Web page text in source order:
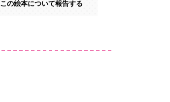
この絵本について報告する